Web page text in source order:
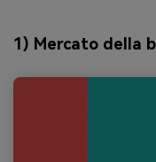
1) Mercato della